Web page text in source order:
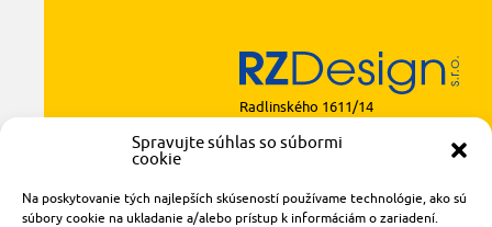
Spravujte súhlas so súbormi
cookie
Na poskytovanie tých najlepších skúseností používame technológie, ako sú
súbory cookie na ukladanie a/alebo prístup k informáciám o zariadení.
Radlinského 1611/14
made with
bytomashalo.com